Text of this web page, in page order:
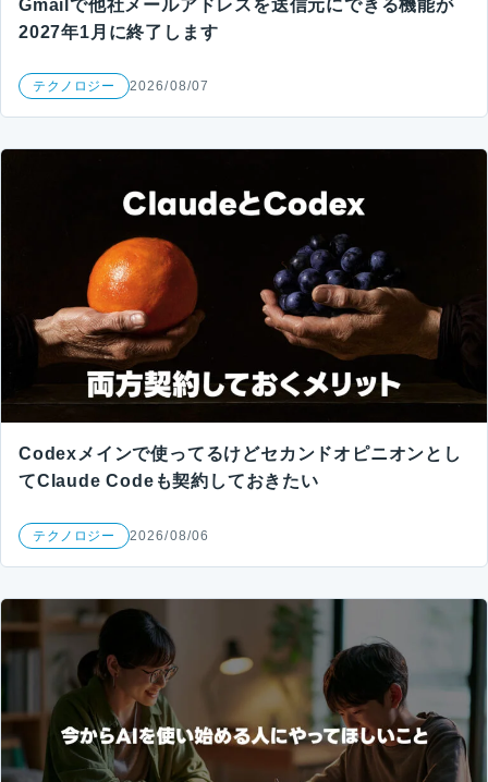
Gmailで他社メールアドレスを送信元にできる機能が
2027年1月に終了します
テクノロジー 2026/08/07
Codexメインで使ってるけどセカンドオピニオンとし
てClaude Codeも契約しておきたい
テクノロジー 2026/08/06